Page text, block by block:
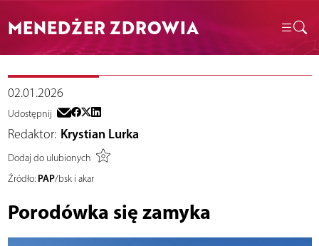
MENEDŻER ZDROWIA
02.01.2026
Udostępnij
Redaktor: Krystian Lurka
Dodaj do ulubionych
Źródło: PAP/bsk i akar
Porodówka się zamyka